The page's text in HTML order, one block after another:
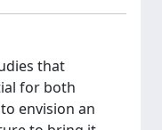
that
for both
envision an